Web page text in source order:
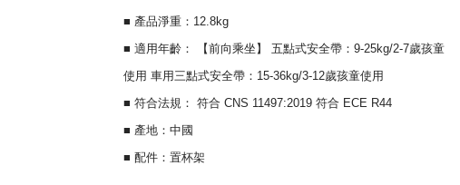
■ 產品淨重：12.8kg
■ 適用年齡： 【前向乘坐】 五點式安全帶：9-25kg/2-7歲孩童
使用 車用三點式安全帶：15-36kg/3-12歲孩童使用
■ 符合法規： 符合 CNS 11497:2019 符合 ECE R44
■ 產地：中國
■ 配件：置杯架